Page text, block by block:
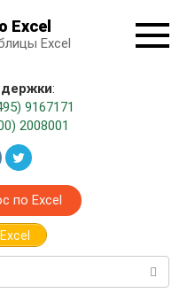
Excel
Excel
:
9167171
2008001
по Excel